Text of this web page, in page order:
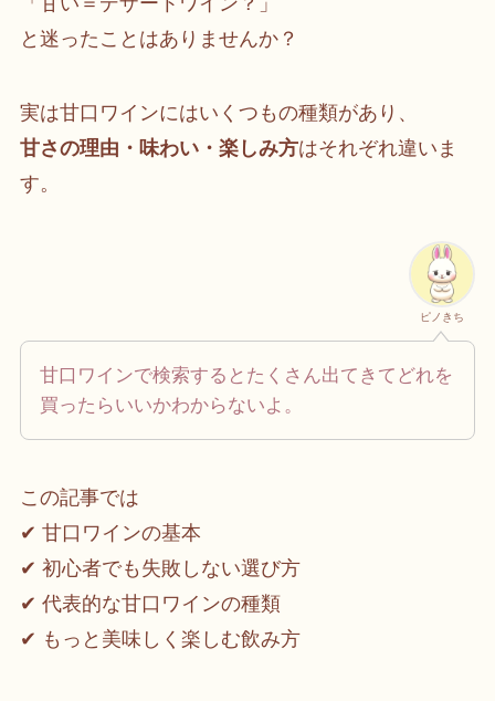
と迷ったことはありませんか？
実は甘口ワインにはいくつもの種類があり、
甘さの理由・味わい・楽しみ方はそれぞれ違いま
す。
ピノきち
甘口ワインで検索するとたくさん出てきてどれを
買ったらいいかわからないよ。
この記事では
✔ 甘口ワインの基本
✔ 初心者でも失敗しない選び方
✔ 代表的な甘口ワインの種類
✔ もっと美味しく楽しむ飲み方